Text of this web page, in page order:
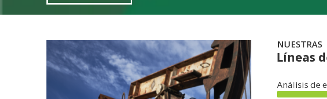
NUESTRAS
Líneas
Análisis de